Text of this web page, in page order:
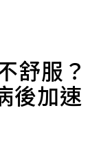
舒服？
後加速